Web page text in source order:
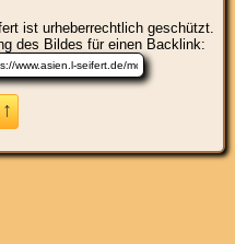
ist urheberrechtlich geschützt.
des Bildes für einen Backlink: